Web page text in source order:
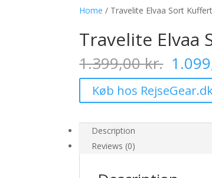
Home / Travelite Elvaa Sort
Travelite Elvaa
1.399,00kr.
price
was:
Køb hos
Description
Reviews (0)